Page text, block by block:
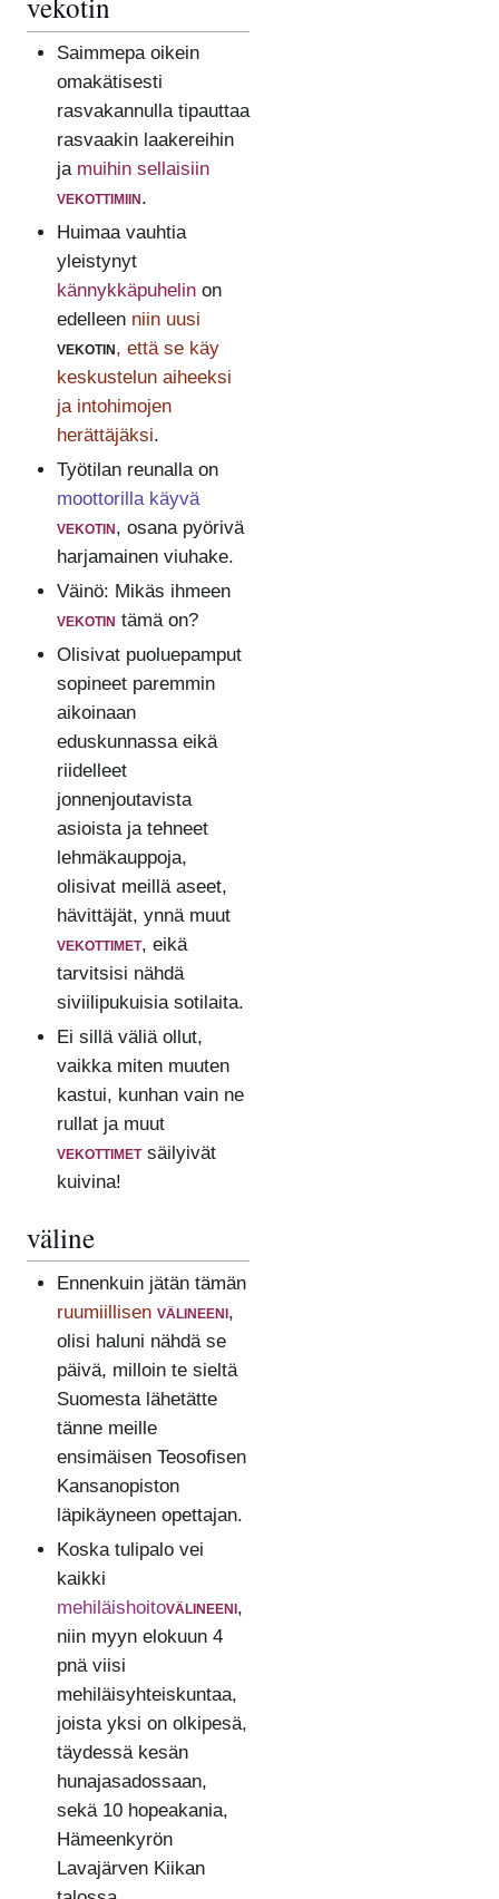
Saimmepa oikein
omakätisesti
rasvakannulla tipauttaa
rasvaakin laakereihin
ja muihin sellaisiin
vekottimiin.
Huimaa vauhtia
yleistynyt
kännykkäpuhelinon
edelleen niin uusi
vekotin, että se käy
keskustelun aiheeksi
ja intohimojen
herättäjäksi.
Työtilan reunalla on
moottorilla käyvä
vekotin, osana pyörivä
harjamainen viuhake.
Väinö: Mikäs ihmeen
vekotin tämä on?
Olisivat puoluepamput
sopineet paremmin
aikoinaan
eduskunnassa eikä
riidelleet
jonnenjoutavista
asioista ja tehneet
lehmäkauppoja,
olisivat meillä aseet,
hävittäjät, ynnä muut
vekottimet, eikä
tarvitsisi nähdä
siviilipukuisia sotilaita.
Ei sillä väliä ollut,
vaikka miten muuten
kastui, kunhan vain ne
rullat ja muut
vekottimetsäilyivät
kuivina!
väline
Ennenkuin jätän tämän
ruumiillisen välineeni,
olisi haluni nähdä se
päivä, milloin te sieltä
Suomesta lähetätte
tänne meille
ensimäisen Teosofisen
Kansanopiston
läpikäyneen opettajan.
Koska tulipalo vei
kaikki
mehiläishoitovälineeni,
niin myyn elokuun 4
pnä viisi
mehiläisyhteiskuntaa,
joista yksi on olkipesä,
täydessä kesän
hunajasadossaan,
sekä 10 hopeakania,
Hämeenkyrön
Lavajärven Kiikan